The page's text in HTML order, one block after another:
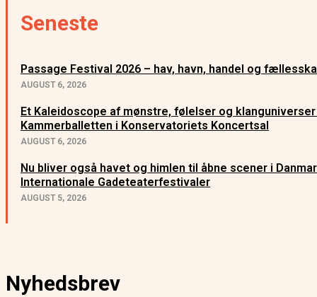
Seneste
Passage Festival 2026 – hav, havn, handel og
AUGUST 6, 2026
Et Kaleidoscope af mønstre, følelser og
Kammerballetten i Konservatoriets Koncertsal
AUGUST 6, 2026
Nu bliver også havet og himlen til åbne scener i
Internationale Gadeteaterfestivaler
AUGUST 5, 2026
Nyhedsbrev